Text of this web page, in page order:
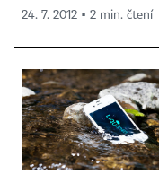
24. 7. 2012 ▪ 2 min. čtení